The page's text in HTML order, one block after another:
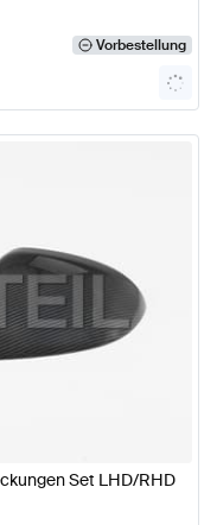
Vorbestellung
Set LHD/RHD